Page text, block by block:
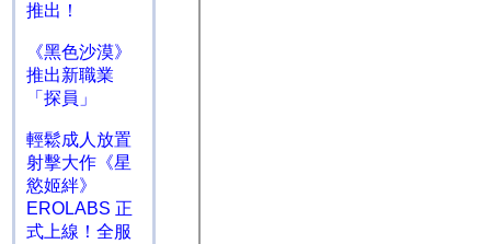
推出！
《黑色沙漠》
推出新職業
「探員」
輕鬆成人放置
射擊大作《星
慾姬絆》
EROLABS 正
式上線！全服